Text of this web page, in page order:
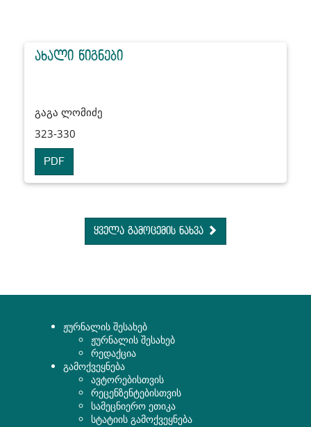
ახალი წიგნები
გაგა ლომიძე
323-330
PDF
ყველა გამოცემის ნახვა
ჟურნალის შესახებ
ჟურნალის შესახებ
რედაქცია
გამოქვეყნება
ავტორებისთვის
რეცენზენტებისთვის
სამეცნიერო ეთიკა
სტატიის გამოქვეყნება